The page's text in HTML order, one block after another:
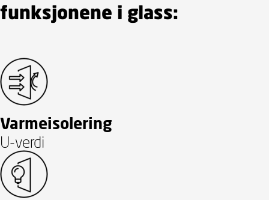
funksjonene i glass:
Varmeisolering
U-verdi